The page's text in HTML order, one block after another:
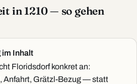
in 1210 — so gehen
im Inhalt
Floridsdorf konkret an:
Anfahrt, Grätzl-Bezug — statt